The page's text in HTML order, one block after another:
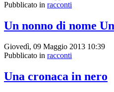
Pubblicato in racconti
Un nonno di nome
Giovedì, 09 Maggio 2013 10:39
Pubblicato in racconti
Una cronaca in nero